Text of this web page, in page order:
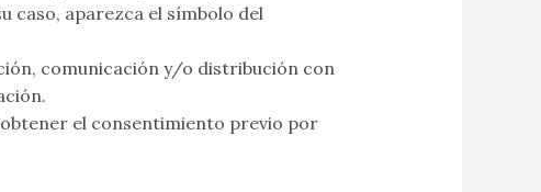
caso, aparezca el símbolo del
comunicación y/o distribución con
el consentimiento previo por